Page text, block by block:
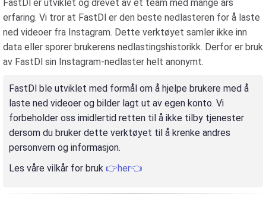
FastDl er utviklet og drevet av et team med mange års
erfaring. Vi tror at FastDl er den beste nedlasteren for å laste
ned videoer fra Instagram. Dette verktøyet samler ikke inn
data eller sporer brukerens nedlastingshistorikk. Derfor er bruk
av FastDl sin Instagram-nedlaster helt anonymt.
FastDl ble utviklet med formål om å hjelpe brukere med å
laste ned videoer og bilder lagt ut av egen konto. Vi
forbeholder oss imidlertid retten til å ikke tilby tjenester
dersom du bruker dette verktøyet til å krenke andres
personvern og informasjon.
Les våre vilkår for bruk 👉her👈